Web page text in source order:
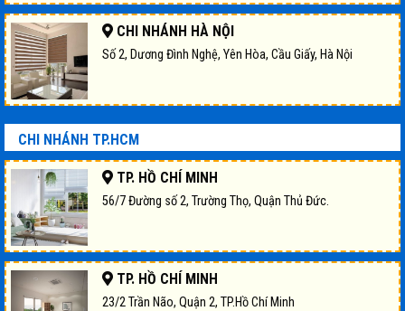
CHI NHÁNH HÀ NỘI
Số 2, Dương Đình Nghệ, Yên Hòa, Cầu Giấy, Hà Nội
CHI NHÁNH TP.HCM
TP. HỒ CHÍ MINH
56/7 Đường số 2, Trường Thọ, Quận Thủ Đức.
TP. HỒ CHÍ MINH
23/2 Trần Não, Quận 2, TP.Hồ Chí Minh